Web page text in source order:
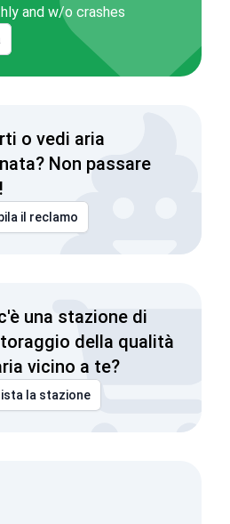
and w/o crashes
o vedi aria
Non passare
il reclamo
una stazione di
della qualità
vicino a te?
la stazione